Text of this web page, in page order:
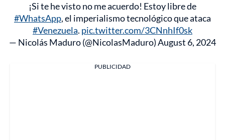
¡Si te he visto no me acuerdo! Estoy libre de
#WhatsApp, el imperialismo tecnológico que ataca
#Venezuela. pic.twitter.com/3CNnhIf0sk
— Nicolás Maduro (@NicolasMaduro)August 6, 2024
PUBLICIDAD